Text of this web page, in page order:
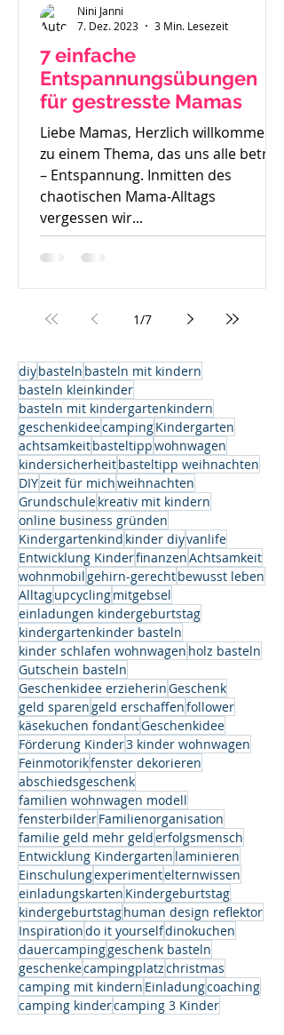
7 einfache
Entspannungsübungen
für gestresste Mamas
Liebe Mamas, Herzlich willkommen
zu einem Thema, das uns alle betrifft
– Entspannung. Inmitten des
chaotischen Mama-Alltags
vergessen wir...
Nini Janni
7. Dez. 2023
3 Min. Lesezeit
1/7
diybasteln basteln mit kindern
basteln kleinkinder
basteln mit kindergartenkindern
geschenkideecampingKindergarten
achtsamkeitbasteltippwohnwagen
kindersicherheitbasteltipp weihnachten
DIYzeit für michweihnachten
Grundschulekreativ mit kindern
online business gründen
Kindergartenkind kinder diyvanlife
Entwicklung KinderfinanzenAchtsamkeit
wohnmobilgehirn-gerechtbewusst leben
Alltagupcyclingmitgebsel
einladungen kindergeburtstag
kindergartenkinder basteln
kinder schlafen wohnwagen holz basteln
Gutschein basteln
Geschenkidee erzieherinGeschenk
geld sparengeld erschaffenfollower
käsekuchen fondantGeschenkidee
Förderung Kinder3 kinder wohnwagen
Feinmotorikfenster dekorieren
abschiedsgeschenk
familien wohnwagen modell
fensterbilderFamilienorganisation
familie geld mehr gelderfolgsmensch
Entwicklung Kindergarten laminieren
Einschulungexperimentelternwissen
einladungskarten Kindergeburtstag
kindergeburtstaghuman design reflektor
Inspirationdo it yourselfdinokuchen
dauercampinggeschenk basteln
geschenkecampingplatzchristmas
camping mit kindern Einladungcoaching
camping kindercamping 3 Kinder